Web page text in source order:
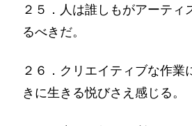
２５．人は誰しもがアーティ
るべきだ。
２６．クリエイティブな作業
きに生きる悦びさえ感じる。